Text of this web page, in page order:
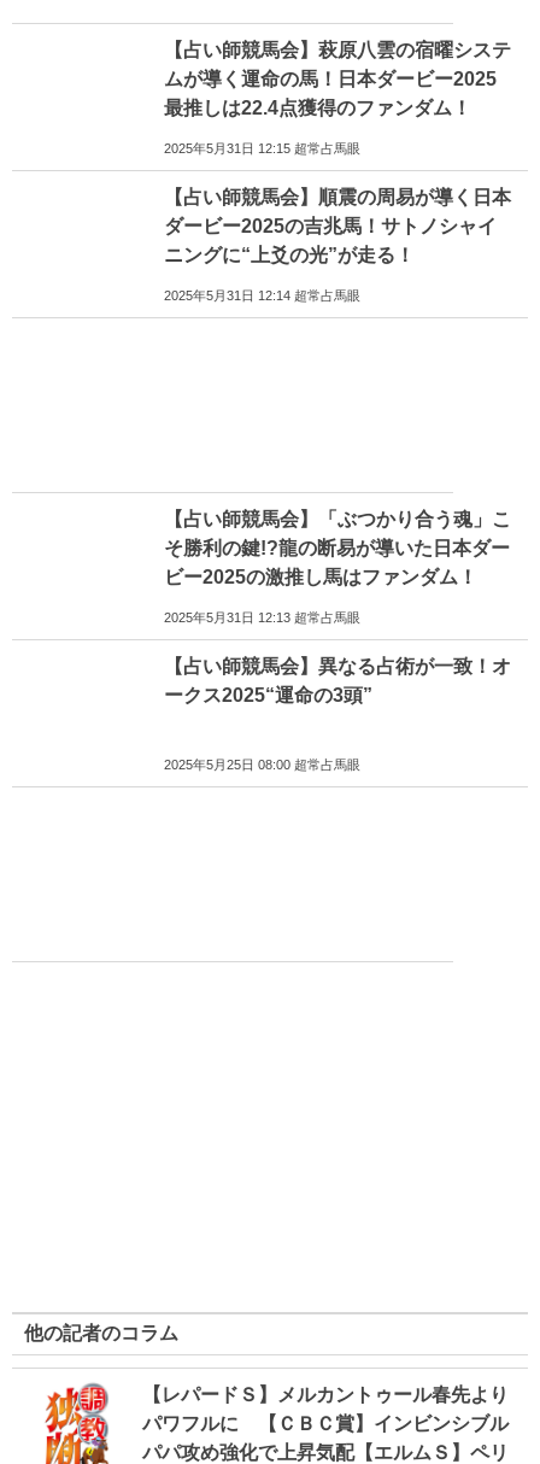
【占い師競馬会】萩原八雲の宿曜システ
ムが導く運命の馬！日本ダービー2025
最推しは22.4点獲得のファンダム！
2025年5月31日 12:15 超常占馬眼
【占い師競馬会】順震の周易が導く日本
ダービー2025の吉兆馬！サトノシャイ
ニングに“上爻の光”が走る！
2025年5月31日 12:14 超常占馬眼
【占い師競馬会】「ぶつかり合う魂」こ
そ勝利の鍵!?龍の断易が導いた日本ダー
ビー2025の激推し馬はファンダム！
2025年5月31日 12:13 超常占馬眼
【占い師競馬会】異なる占術が一致！オ
ークス2025“運命の3頭”
2025年5月25日 08:00 超常占馬眼
他の記者のコラム
【レパードＳ】メルカントゥール春先より
パワフルに 【ＣＢＣ賞】インビンシブル
パパ攻め強化で上昇気配【エルムＳ】ペリ